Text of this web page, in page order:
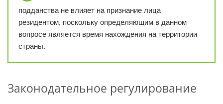
подданства не влияет на признание лица
резидентом, поскольку определяющим в данном
вопросе является время нахождения на территории
страны.
Законодательное регулирование